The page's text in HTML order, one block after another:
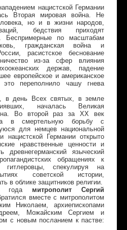
нацистской Германии
Вторая мировая война. Не
но и в жизни народов,
бедствия приходят
Беспримерные по масштабам
гражданская война и
расистское беснование
из-за сфер влияния
держав, падение
европейское и американское
переполнило чашу гнева
в день Всех святых, в земле
началась Великая
Во второй раз за XX век
в смертельную борьбу с
для немцев национальной
нацистской Германии открыто
нравственные ценности и
древнегерманский языческий
обращениях к
гитлеровцы, спекулируя на
советской истории,
в облике защитников религии.
года митрополит Сергий
вместе с митрополитом
Николаем, архиепископами
Можайским Сергием и
с новым посланием к пастве: